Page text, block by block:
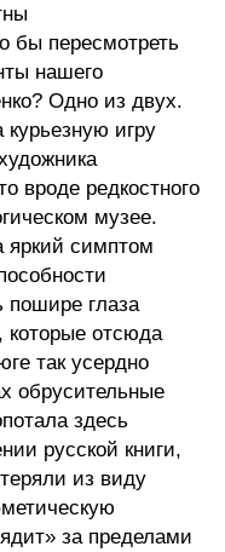
бы пересмотреть
нашего
Одно из двух.
курьезную игру
вроде редкостного
музее.
яркий симптом
пошире глаза
которые отсюда
так усердно
обрусительные
здесь
русской книги,
из виду
за пределами